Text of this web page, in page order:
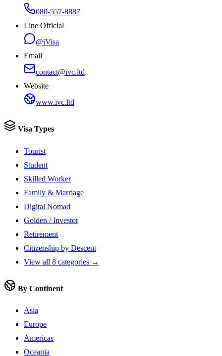
080-557-8887
Line Official
@iVisa
Email
contact@ivc.ltd
Website
www.ivc.ltd
Visa Types
Tourist
Student
Skilled Worker
Family & Marriage
Digital Nomad
Golden / Investor
Retirement
Citizenship by Descent
View all 8 categories →
By Continent
Asia
Europe
Americas
Oceania